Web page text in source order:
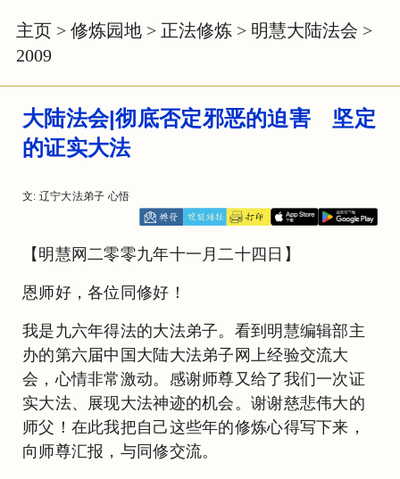
主页 > 修炼园地 > 正法修炼 > 明慧大陆法会 >
2009
大陆法会|彻底否定邪恶的迫害 坚定
的证实大法
文: 辽宁大法弟子 心悟
【明慧网二零零九年十一月二十四日】
恩师好，各位同修好！
我是九六年得法的大法弟子。看到明慧编辑部主
办的第六届中国大陆大法弟子网上经验交流大
会，心情非常激动。感谢师尊又给了我们一次证
实大法、展现大法神迹的机会。谢谢慈悲伟大的
师父！在此我把自己这些年的修炼心得写下来，
向师尊汇报，与同修交流。